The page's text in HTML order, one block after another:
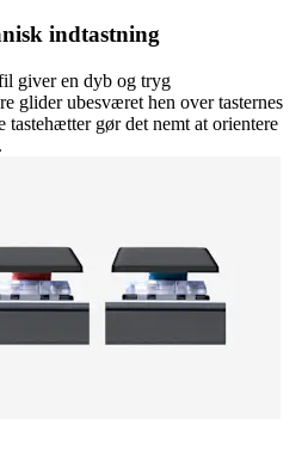
indtastning
giver en dyb og tryg
glider ubesværet hen over tasternes
tastehætter gør det nemt at orientere